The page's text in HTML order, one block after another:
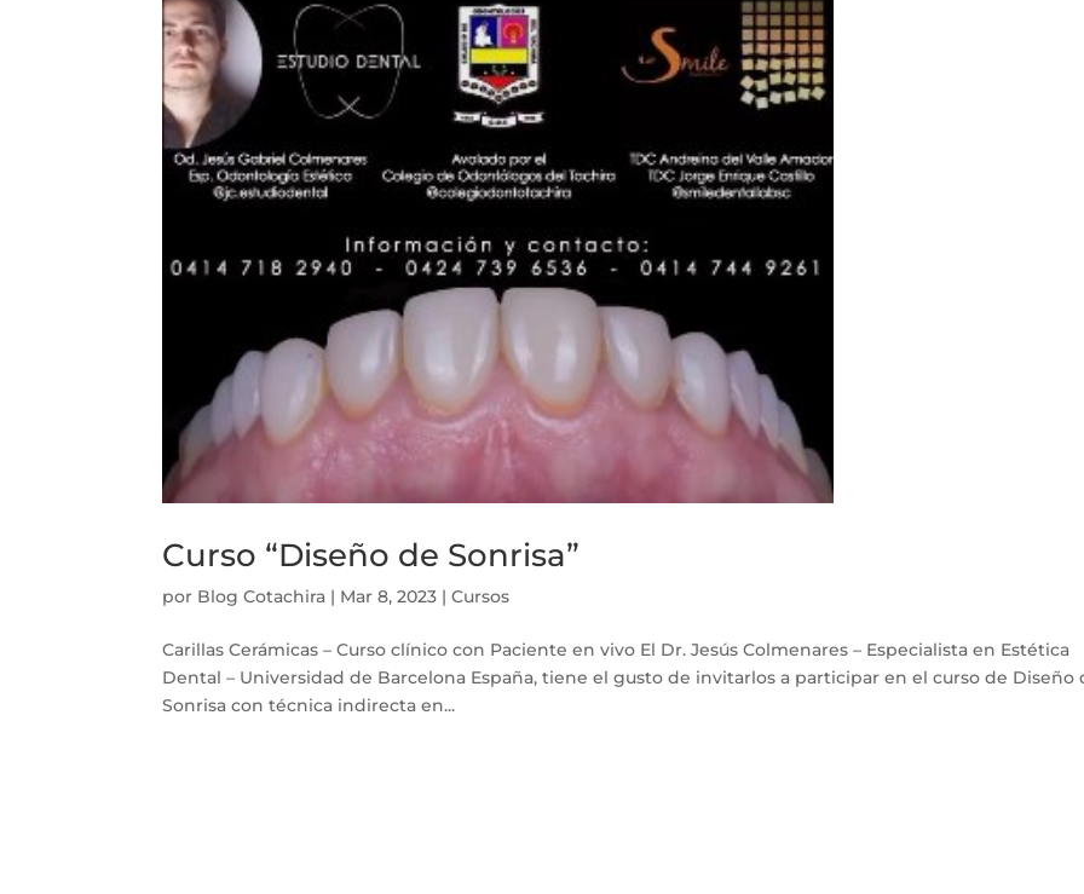
Curso “Diseño de Sonrisa”
por Blog Cotachira | Mar 8, 2023 |Cursos
Carillas Cerámicas – Curso clínico con Paciente en vivo El Dr. Jesús Colmenares – Especialista en Estética
Dental – Universidad de Barcelona España, tiene el gusto de invitarlos a participar en el curso de Diseño
Sonrisa con técnica indirecta en...